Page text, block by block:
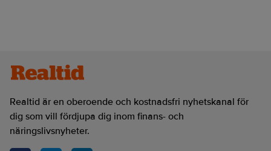
Realtid är en oberoende och kostnadsfri nyhetskanal för
dig som vill fördjupa dig inom finans- och
näringslivsnyheter.